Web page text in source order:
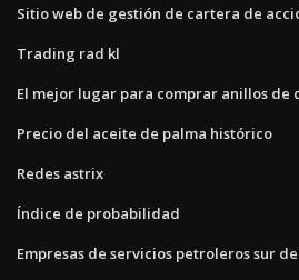
Sitio web de gestión de cartera de
Trading rad kl
El mejor lugar para comprar anillos de
Precio del aceite de palma histórico
Redes astrix
Índice de probabilidad
Empresas de servicios petroleros sur